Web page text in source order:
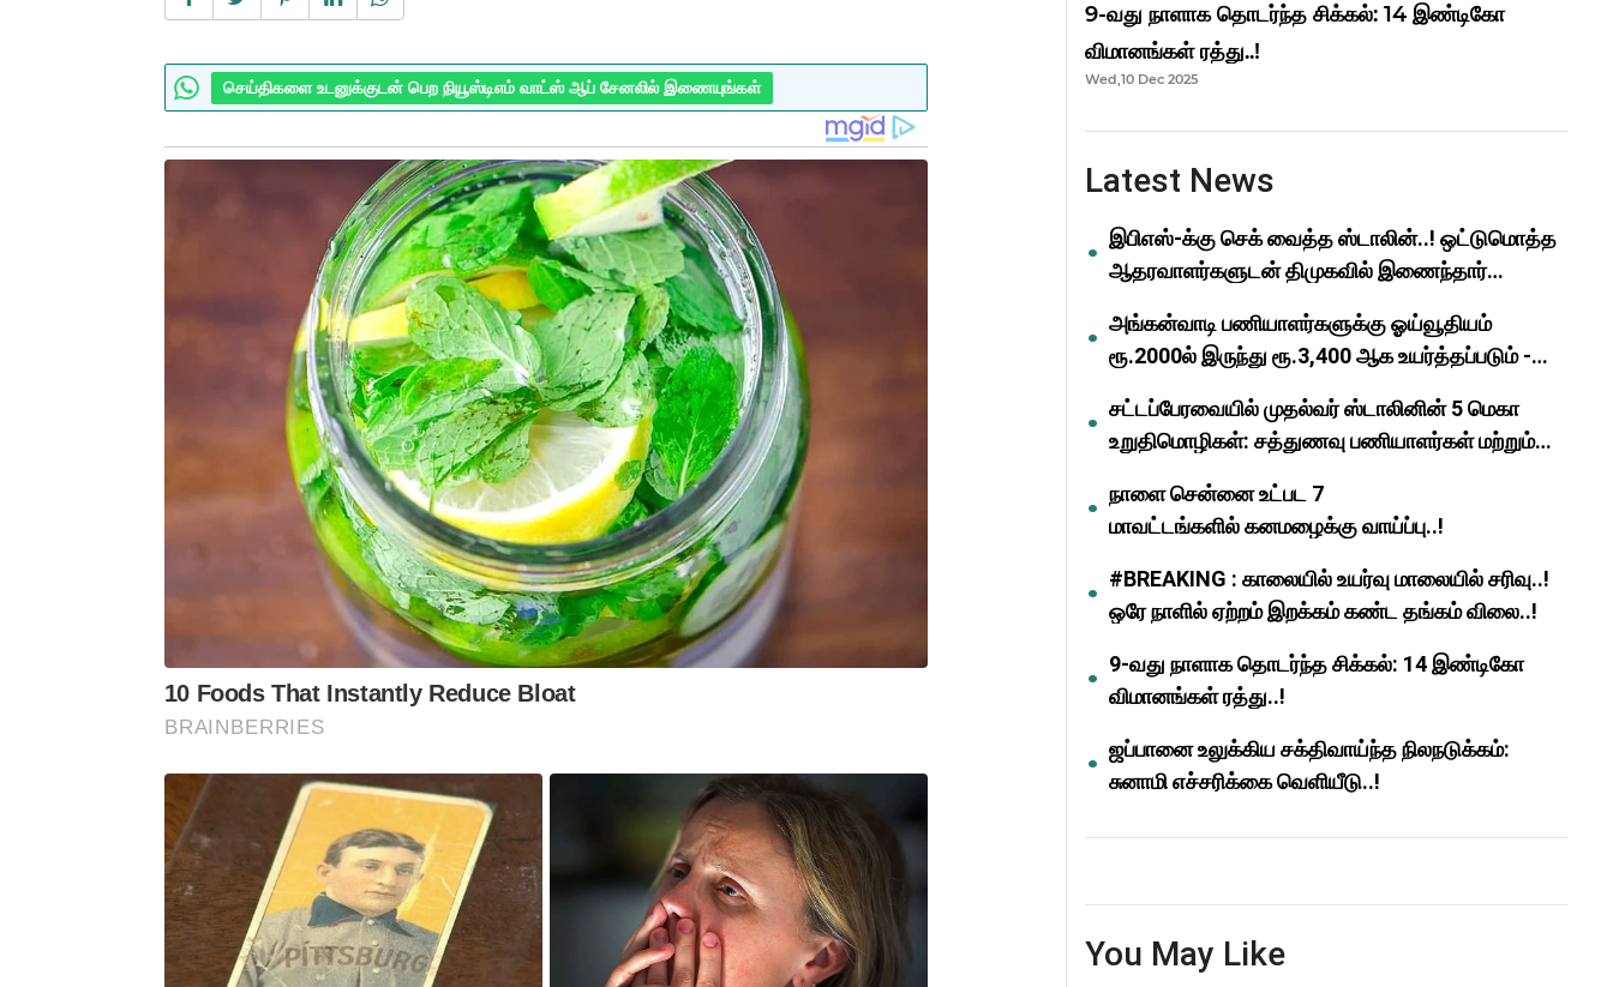
செய்திகளை உடனுக்குடன் பெற நியூஸ்டிஎம் வாட்ஸ் ஆப் சேனலில் இணையுங்கள்
9-வது நாளாக தொடர்ந்த சிக்கல்: 14 இண்டிகோ
விமானங்கள் ரத்து..!
Wed,10 Dec 2025
Latest News
இபிஎஸ்-க்கு செக் வைத்த ஸ்டாலின்..! ஒட்டுமொத்த
ஆதரவாளர்களுடன் திமுகவில் இணைந்தார்
அங்கன்வாடி பணியாளர்களுக்கு ஓய்வூதியம்
ரூ.2000ல் இருந்து ரூ.3,400 ஆக உயர்த்தப்படும் -
சட்டப்பேரவையில் முதல்வர் ஸ்டாலினின் 5 மெகா
உறுதிமொழிகள்: சத்துணவு பணியாளர்கள் மற்றும்
நாளை சென்னை உட்பட 7
மாவட்டங்களில் கனமழைக்கு வாய்ப்பு..!
#BREAKING : காலையில் உயர்வு மாலையில் சரிவு..!
ஒரே நாளில் ஏற்றம் இறக்கம் கண்ட தங்கம் விலை..!
9-வது நாளாக தொடர்ந்த சிக்கல்: 14 இண்டிகோ
விமானங்கள் ரத்து..!
ஜப்பானை உலுக்கிய சக்திவாய்ந்த நிலநடுக்கம்:
சுனாமி எச்சரிக்கை வெளியீடு..!
You May Like